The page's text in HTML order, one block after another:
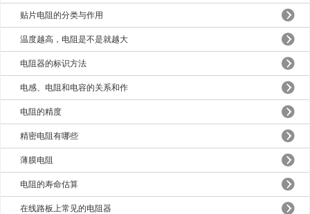
贴片电阻的分类与作用
温度越高，电阻是不是就越大
电阻器的标识方法
电感、电阻和电容的关系和作
电阻的精度
精密电阻有哪些
薄膜电阻
电阻的寿命估算
在线路板上常见的电阻器